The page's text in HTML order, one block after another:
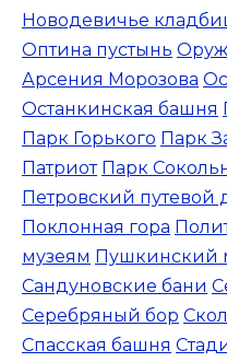
Новодевичье
Оптина пустынь
Арсения Морозова
Останкинская башня
Парк Горького Парк
Патриот Парк
Петровский путевой
Поклонная гора
музеям Пушкинский
Сандуновские бани
Серебряный бор
Спасская башня